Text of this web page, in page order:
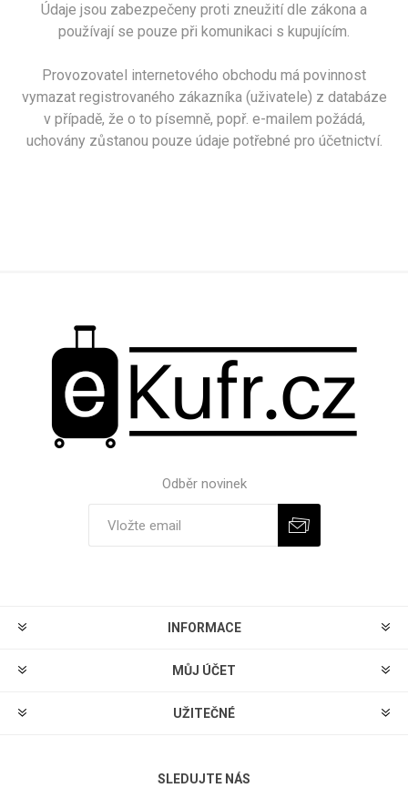
Údaje jsou zabezpečeny proti zneužití dle zákona a
používají se pouze při komunikaci s kupujícím.
Provozovatel internetového obchodu má povinnost
vymazat registrovaného zákazníka (uživatele) z databáze
v případě, že o to písemně, popř. e-mailem požádá,
uchovány zůstanou pouze údaje potřebné pro účetnictví.
Odběr novinek
INFORMACE
MŮJ ÚČET
UŽITEČNÉ
SLEDUJTE NÁS